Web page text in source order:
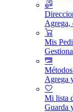
Agrega,
Mis
Agrega
Mi lista
Guarda